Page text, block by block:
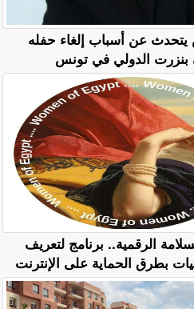
عن أسباب إلغاء حفله
الدولي في تونس
الرقمية.. برنامج لتعريف
بطرق الحماية على الإنترنت